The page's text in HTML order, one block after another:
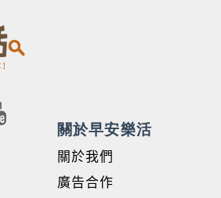
關於早安樂活
關於我們
廣告合作